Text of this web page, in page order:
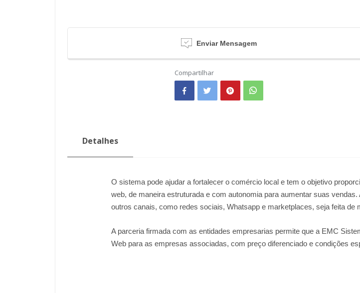
Enviar Mensagem
Compartilhar
Detalhes
O sistema pode ajudar a fortalecer o comércio local e tem o objetivo
web, de maneira estruturada e com autonomia para aumentar suas
outros canais, como redes sociais, Whatsapp e marketplaces, seja feita de
A parceria firmada com as entidades empresarias permite que a EMC
Web para as empresas associadas, com preço diferenciado e condições